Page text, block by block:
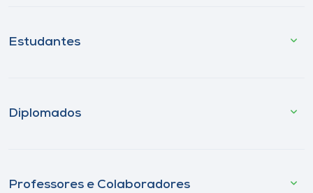
Estudantes
Diplomados
Professores e Colaboradores